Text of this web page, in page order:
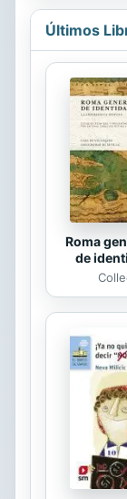
Últimos
Roma
de